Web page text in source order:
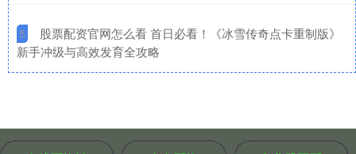
5
​股票配资官网怎么看 首日必看！《冰雪传奇点卡重制版》
新手冲级与高效发育全攻略